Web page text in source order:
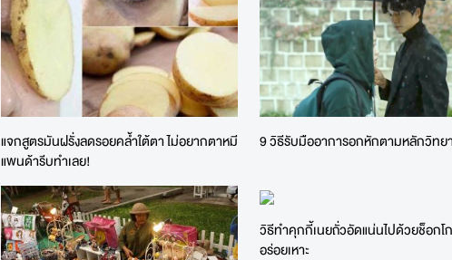
แจกสูตรมันฝรั่งลดรอยคล้ำใต้ตา ไม่อยากตาหมี
แพนด้ารีบทำเลย!
9 วิธีรับมืออาการอกหักตามหลักวิทย
วิธีทำคุกกี้เนยถั่วอัดแน่นไปด้วยช็อกโ
อร่อยเหาะ